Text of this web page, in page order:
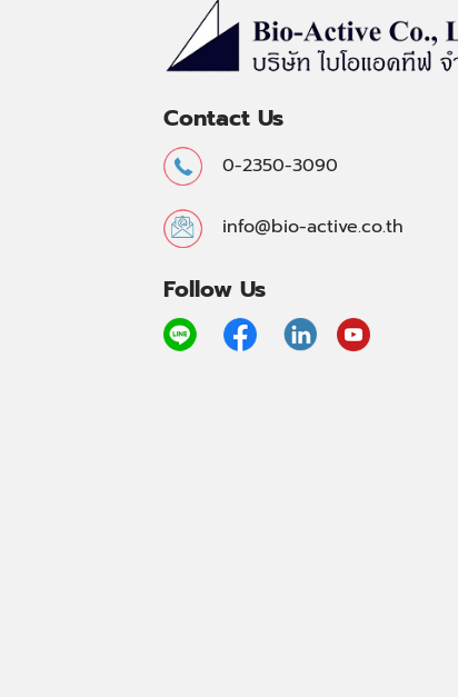
Contact Us
0-2350-3090
info@bio-active.co.th
Follow Us